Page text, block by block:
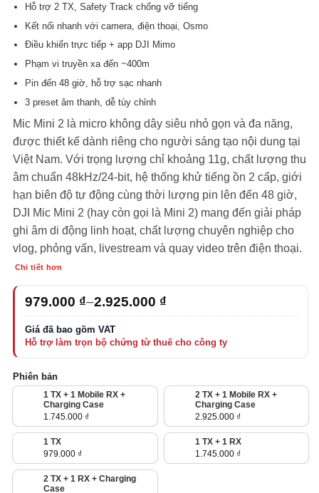
Hỗ trợ 2 TX, Safety Track chống vỡ tiếng
Kết nối nhanh với camera, điện thoại, Osmo
Điều khiển trực tiếp + app DJI Mimo
Phạm vi truyền xa đến ~400m
Pin đến 48 giờ, hỗ trợ sạc nhanh
3 preset âm thanh, dễ tùy chỉnh
Mic Mini 2 là micro không dây siêu nhỏ gọn và đa năng,
được thiết kế dành riêng cho người sáng tạo nội dung tại
Việt Nam. Với trọng lượng chỉ khoảng 11g, chất lượng thu
âm chuẩn 48kHz/24-bit, hệ thống khử tiếng ồn 2 cấp, giới
hạn biên độ tự động cùng thời lượng pin lên đến 48 giờ,
DJI Mic Mini 2 (hay còn gọi là Mini 2) mang đến giải pháp
ghi âm di động linh hoạt, chất lượng chuyên nghiệp cho
vlog, phỏng vấn, livestream và quay video trên điện thoại.
Chi tiết hơn
979.000 ₫–2.925.000 ₫
Khoảng
giá:
từ
979.000 ₫
đến
2.925.000 ₫
Phiên bản
1 TX + 1 Mobile RX +
Charging Case
1.745.000 ₫
2 TX + 1 Mobile RX +
Charging Case
2.925.000 ₫
1 TX
979.000 ₫
1 TX + 1 RX
1.745.000 ₫
2 TX + 1 RX + Charging
Case